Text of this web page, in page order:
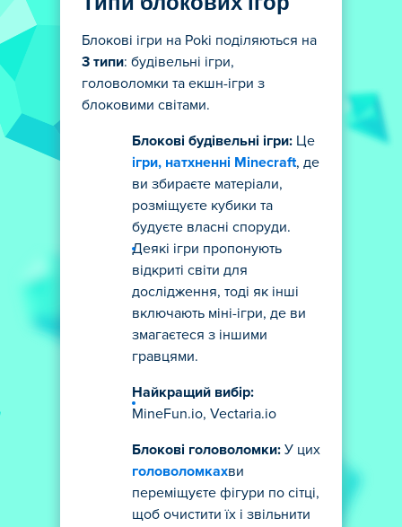
Блокові ігри на Poki поділяються на
3 типи: будівельні ігри,
головоломки та екшн-ігри з
блоковими світами.
Блокові будівельні ігри: Це
ігри, натхненні Minecraft, де
ви збираєте матеріали,
розміщуєте кубики та
будуєте власні споруди.
Деякі ігри пропонують
відкриті світи для
дослідження, тоді як інші
включають міні-ігри, де ви
змагаєтеся з іншими
гравцями.
Найкращий вибір:
MineFun.io, Vectaria.io
Блокові головоломки: У цих
головоломкахви
переміщуєте фігури по сітці,
щоб очистити їх і звільнити